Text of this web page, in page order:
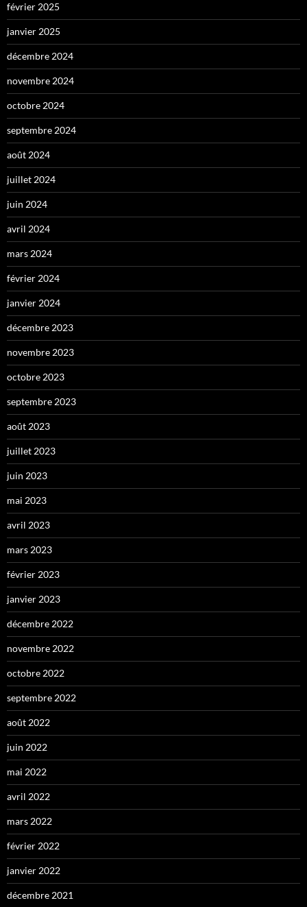
février 2025
janvier 2025
décembre 2024
novembre 2024
octobre 2024
septembre 2024
août 2024
juillet 2024
juin 2024
avril 2024
mars 2024
février 2024
janvier 2024
décembre 2023
novembre 2023
octobre 2023
septembre 2023
août 2023
juillet 2023
juin 2023
mai 2023
avril 2023
mars 2023
février 2023
janvier 2023
décembre 2022
novembre 2022
octobre 2022
septembre 2022
août 2022
juin 2022
mai 2022
avril 2022
mars 2022
février 2022
janvier 2022
décembre 2021